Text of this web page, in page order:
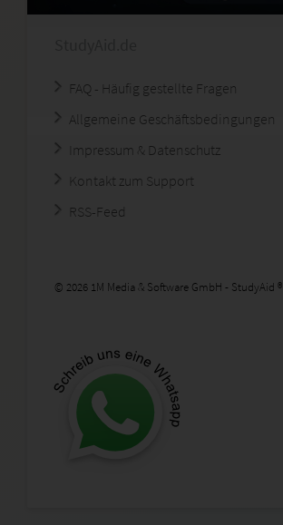
FAQ - Häufig gestellte Fragen
Allgemeine Geschäftsbedingungen
Impressum & Datenschutz
Kontakt zum Support
RSS-Feed
© 2026 1M Media & Software GmbH - StudyAid ®